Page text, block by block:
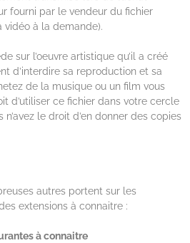
fourni par le vendeur du fichier
vidéo à la demande).
sur l’oeuvre artistique qu’il a créé
d’interdire sa reproduction et sa
de la musique ou un film vous
d’utiliser ce fichier dans votre cercle
le droit d’en donner des copies
autres portent sur les
extensions à connaitre :
à connaitre